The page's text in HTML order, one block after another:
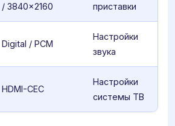
/ 3840x2160
приставки
Digital / PCM
Настройки
звука
HDMI-CEC
Настройки
системы ТВ